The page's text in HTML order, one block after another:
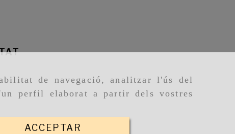
de navegació, analitzar l'ús del
perfil elaborat a partir dels vostres
ACCEPTAR